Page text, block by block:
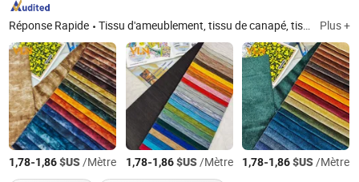
Réponse Rapide Tissu d'ameublement, tissu de canapé, tissu de rideau, tissu en velours, tissu en lin, tissu pour meubles, tissu de décoration, tissu de furnishing, tissu technologique, textile de maison Plus +
1,78-1,86$US/Mètre 1,78-1,86$US/Mètre 1,78-1,86$US/Mètre